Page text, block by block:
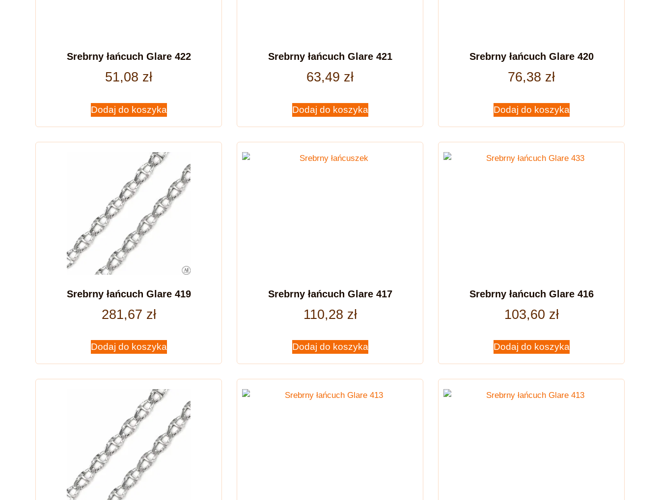
Srebrny łańcuch Glare 422
51,08 zł
Dodaj do koszyka
Srebrny łańcuch Glare 421
63,49 zł
Dodaj do koszyka
Srebrny łańcuch Glare 420
76,38 zł
Dodaj do koszyka
Srebrny łańcuch Glare 419
281,67 zł
Dodaj do koszyka
Srebrny łańcuch Glare 417
110,28 zł
Dodaj do koszyka
Srebrny łańcuch Glare 416
103,60 zł
Dodaj do koszyka